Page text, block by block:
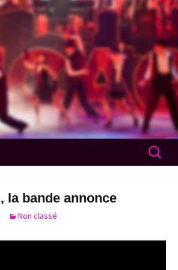
Broadway
la bande annonce
Non classé